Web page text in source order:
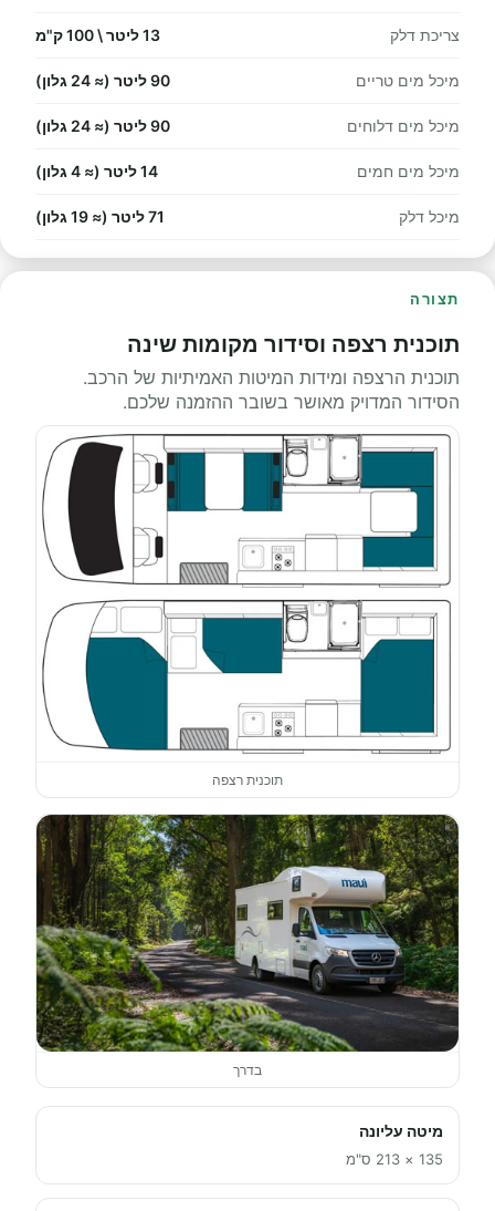
צריכת דלק 13 ליטר \ 100 ק"מ
מיכל מים טריים 90 ליטר (≈ 24 גלון)
מיכל מים דלוחים 90 ליטר (≈ 24 גלון)
מיכל מים חמים 14 ליטר (≈ 4 גלון)
מיכל דלק 71 ליטר (≈ 19 גלון)
תצורה
תוכנית רצפה וסידור מקומות שינה
תוכנית הרצפה ומידות המיטות האמיתיות של הרכב.
הסידור המדויק מאושר בשובר ההזמנה שלכם.
תוכנית רצפה
בדרך
מיטה עליונה
135 × 213 ס"מ